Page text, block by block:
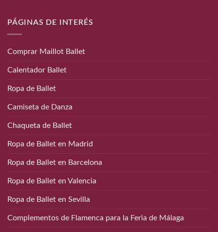
PÁGINAS DE INTERÉS
Comprar Maillot Ballet
Calentador Ballet
Ropa de Ballet
Camiseta de Danza
Chaqueta de Ballet
Ropa de Ballet en Madrid
Ropa de Ballet en Barcelona
Ropa de Ballet en Valencia
Ropa de Ballet en Sevilla
Complementos de Flamenca para la Feria de Málaga